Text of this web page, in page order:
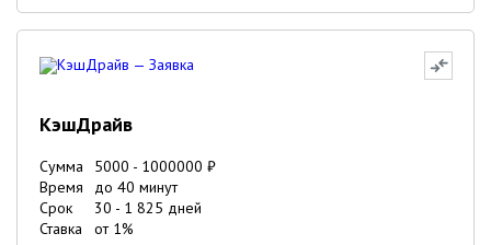
КэшДрайв
Сумма 5000 - 1000000 ₽
Время
до 40 минут
Срок
30 - 1 825 дней
Ставка
от 1%